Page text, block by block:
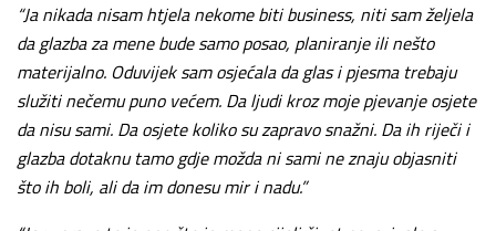
“Ja nikada nisam htjela nekome biti business, niti sam željela
da glazba za mene bude samo posao, planiranje ili nešto
materijalno. Oduvijek sam osjećala da glas i pjesma trebaju
služiti nečemu puno većem. Da ljudi kroz moje pjevanje osjete
da nisu sami. Da osjete koliko su zapravo snažni. Da ih riječi i
glazba dotaknu tamo gdje možda ni sami ne znaju objasniti
što ih boli, ali da im donesu mir i nadu.”